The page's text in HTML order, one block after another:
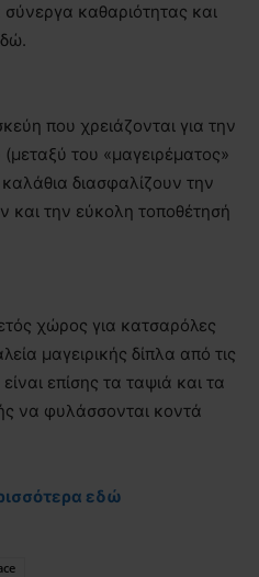
καθαριότητας και
που χρειάζονται για την
του «μαγειρέματος»
διασφαλίζουν την
και την εύκολη τοποθέτησή
χώρος για κατσαρόλες
μαγειρικής δίπλα από τις
επίσης τα ταψιά και τα
να φυλάσσονται κοντά
εδώ